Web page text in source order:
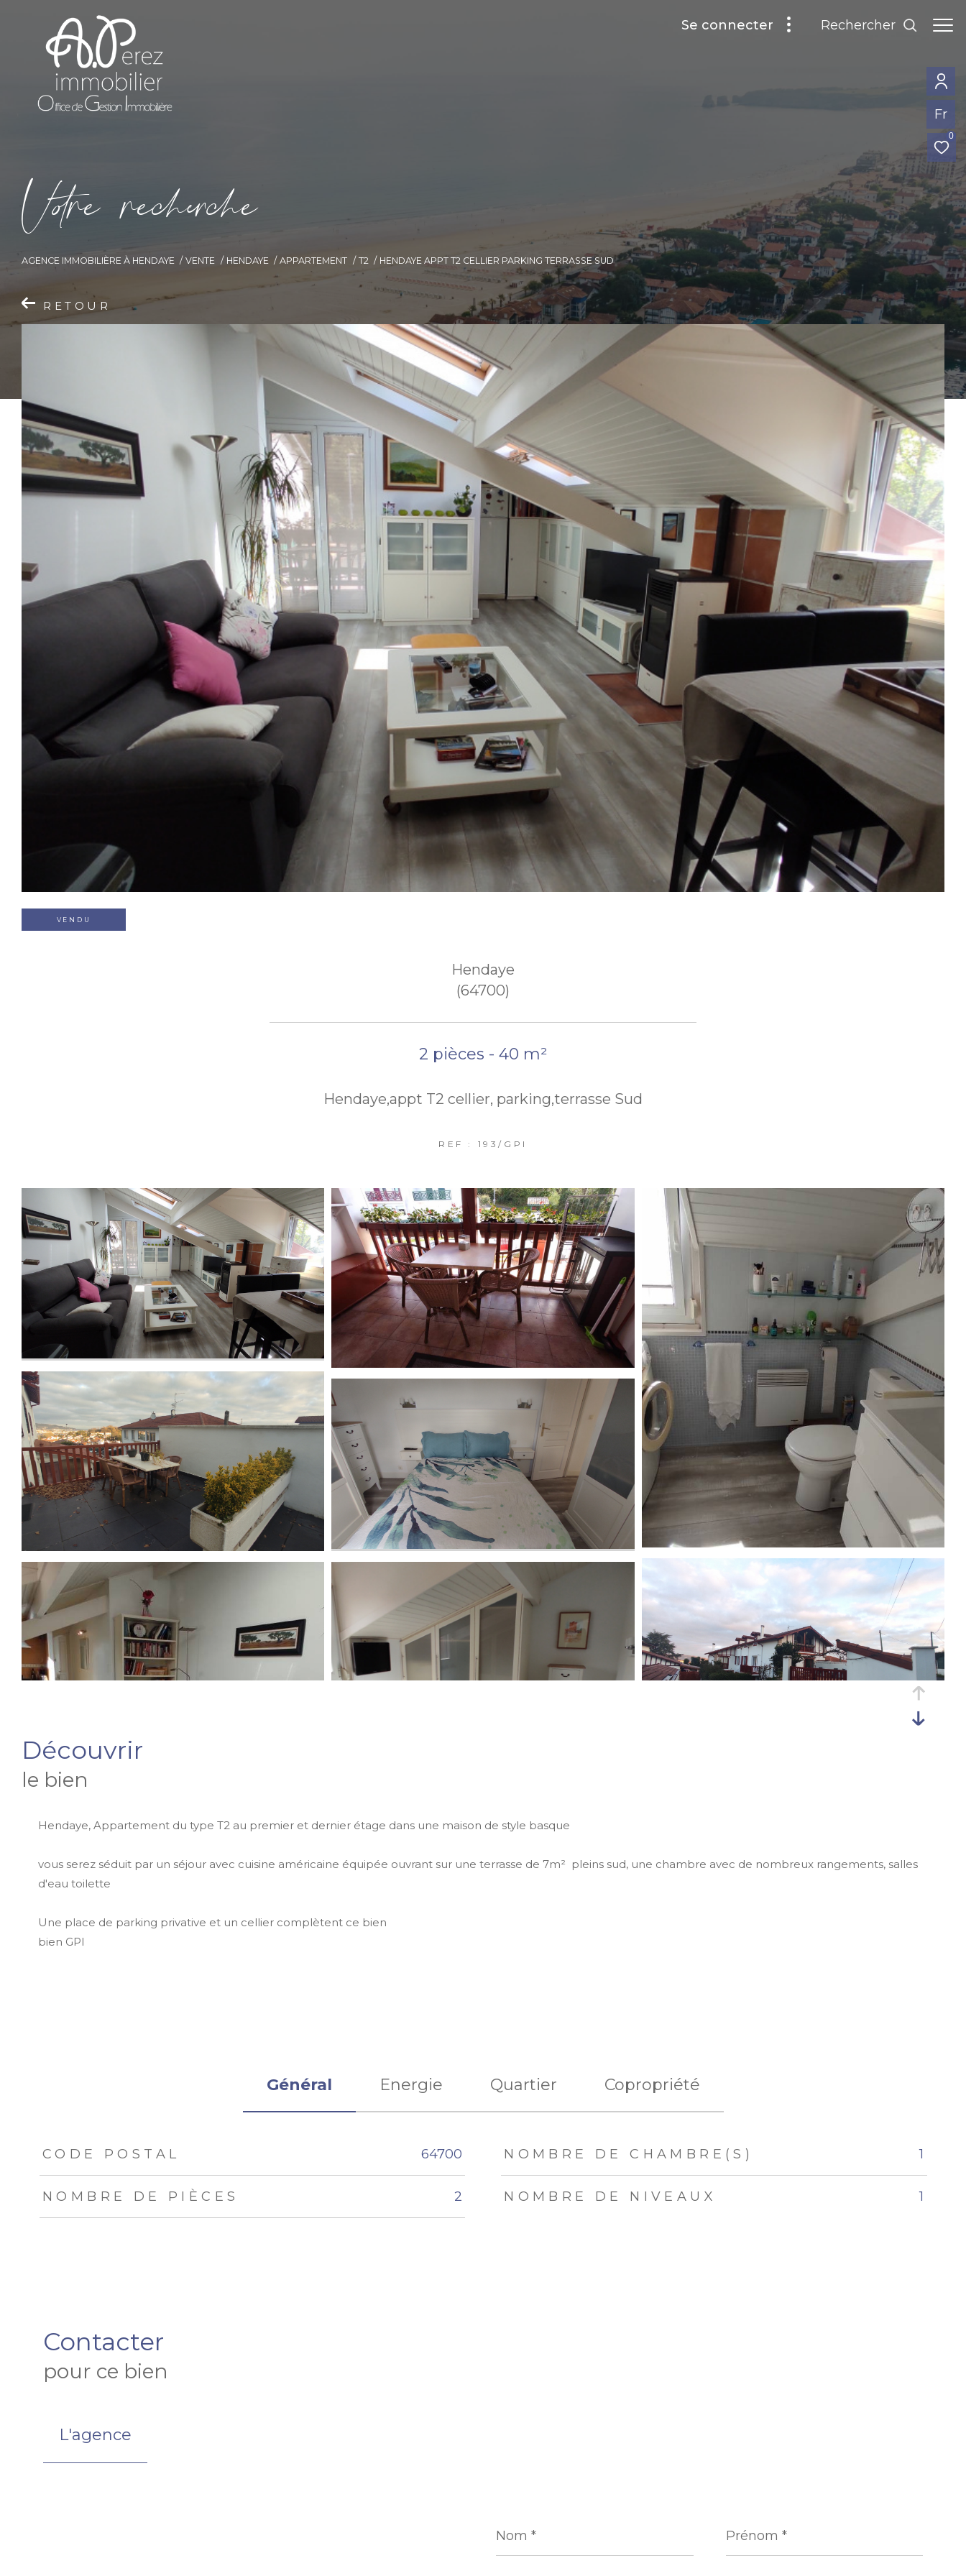
Fr
0
se connecter rechercher
Vore recece
AGENCE IMMOBILIÈRE À HENDAYE VENTE HENDAYE APPARTEMENT T2 HENDAYE APPT T2 CELLIER PARKING TERRASSE SUD
RETOUR
VENDU
Hendaye
(64700)
2 pièces - 40 m²
Hendaye,appt T2 cellier, parking,terrasse Sud
REF : 193/GPI
découvrir
le bien
Hendaye, Appartement du type T2 au premier et dernier étage dans une maison de style basque
vous serez séduit par un séjour avec cuisine américaine équipée ouvrant sur une terrasse de 7m² pleins sud, une chambre avec de nombreux rangements, salles
d'eau toilette
Une place de parking privative et un cellier complètent ce bien
bien GPI
Général Energie Quartier Copropriété
TRAD_ZEPHYR_Caracteristique
CODE POSTAL 64700 NOMBRE DE CHAMBRE(S) 1
NOMBRE DE PIÈCES 2 NOMBRE DE NIVEAUX 1
Contacter
pour ce bien
L'agence
* *